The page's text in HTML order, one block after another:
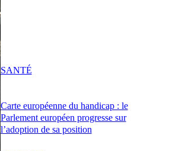
Carte européenne du handicap : le
Parlement européen progresse sur
l’adoption de sa position
SANTÉ